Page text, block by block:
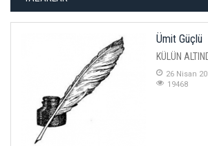
Ümit Güçlü
KÜLÜN
26 Nisan
19468